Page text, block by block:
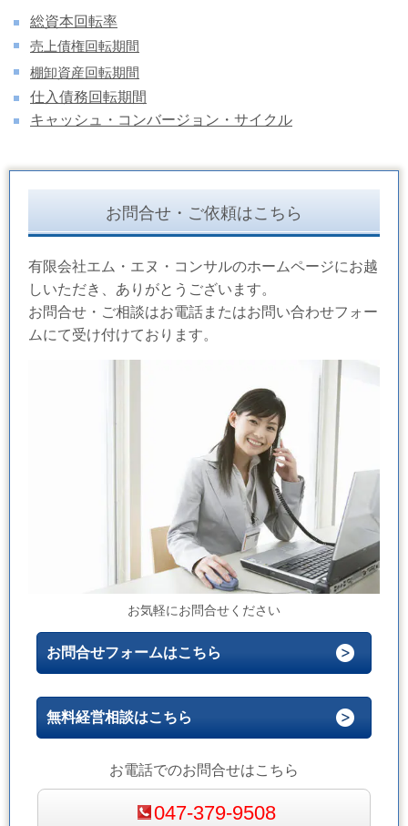
総資本回転率
売上債権回転期間
棚卸資産回転期間
仕入債務回転期間
キャッシュ・コンバージョン・サイクル
お問合せ・ご依頼はこちら
有限会社エム・エヌ・コンサルのホームページにお越
しいただき、ありがとうございます。
お問合せ・ご相談はお電話またはお問い合わせフォー
ムにて受け付けております。
お気軽にお問合せください
お問合せフォームはこちら
無料経営相談はこちら
お電話でのお問合せはこちら
047-379-9508